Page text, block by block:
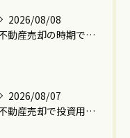
2026/08/08
不動産売却の時期で損しないための賢い選び方と成功のコツ
2026/08/07
不動産売却で投資用ワンルームマンションの利益を最大化する実践的な手順と注意点